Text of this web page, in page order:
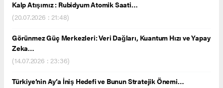
Kalp Atışımız : Rubidyum Atomik Saati…
(20.07.2026 : 21:48)
Görünmez Güç Merkezleri: Veri Dağları, Kuantum Hızı ve Yapay
Zeka…
(14.07.2026 : 23:36)
Türkiye’nin Ay’a İniş Hedefi ve Bunun Stratejik Önemi…